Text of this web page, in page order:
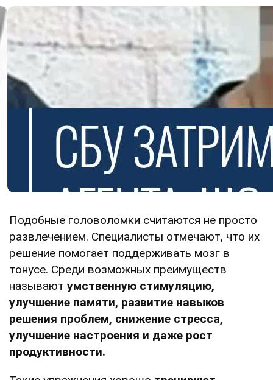
Подобные головоломки считаются не просто
развлечением. Специалисты отмечают, что их
решение помогает поддерживать мозг в
тонусе. Среди возможных преимуществ
называют умственную стимуляцию,
улучшение памяти, развитие навыков
решения проблем, снижение стресса,
улучшение настроения и даже рост
продуктивности.